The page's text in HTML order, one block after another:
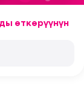
өткөрүүнүн